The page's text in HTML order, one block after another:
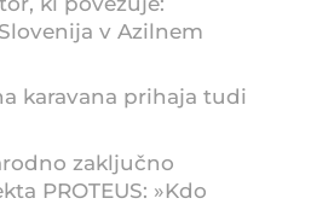
v Azilnem
karavana prihaja tudi
zaključno
PROTEUS: »Kdo